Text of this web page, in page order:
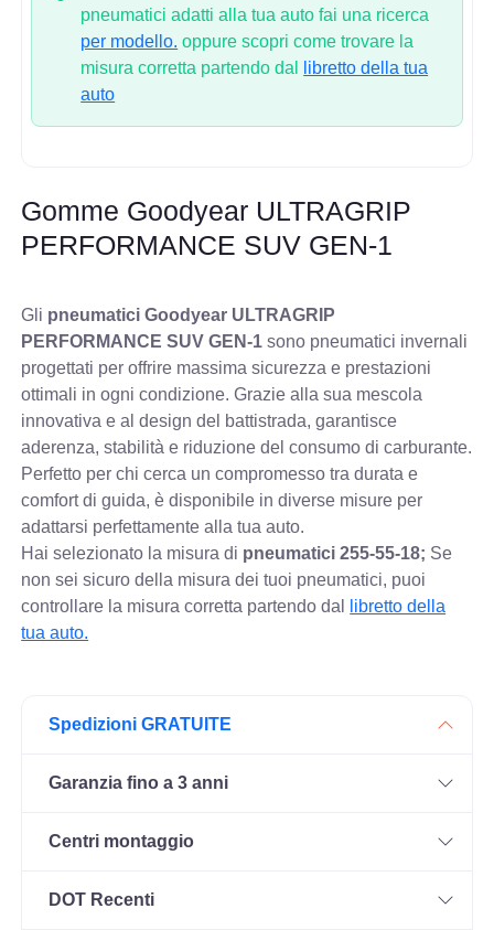
pneumatici adatti alla tua auto fai una ricerca
per modello. oppure scopri come trovare la
misura corretta partendo dal
libretto della tua
auto
Gomme Goodyear ULTRAGRIP
PERFORMANCE SUV GEN-1
Gli pneumatici Goodyear ULTRAGRIP
PERFORMANCE SUV GEN-1 sono pneumatici invernali
progettati per offrire massima sicurezza e prestazioni
ottimali in ogni condizione. Grazie alla sua mescola
innovativa e al design del battistrada, garantisce
aderenza, stabilità e riduzione del consumo di carburante.
Perfetto per chi cerca un compromesso tra durata e
comfort di guida, è disponibile in diverse misure per
adattarsi perfettamente alla tua auto.
Hai selezionato la misura di pneumatici255-55-18; Se
non sei sicuro della misura dei tuoi pneumatici, puoi
controllare la misura corretta partendo dal
libretto della
tua auto.
Spedizioni GRATUITE
Garanzia fino a 3 anni
Centri montaggio
DOT Recenti